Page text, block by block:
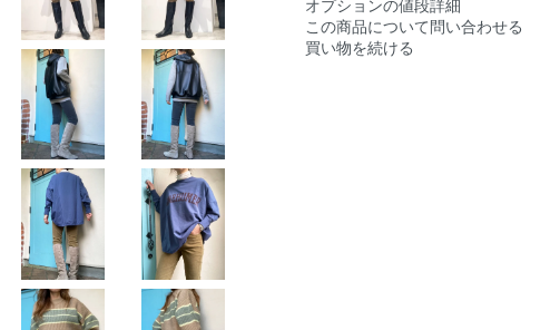
オプションの値段詳細
この商品について問い合わせる
買い物を続ける